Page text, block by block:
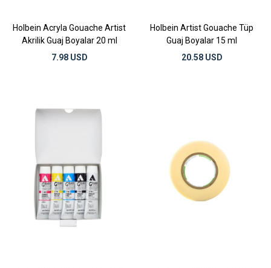
Holbein Acryla Gouache Artist
Akrilik Guaj Boyalar 20 ml
7.98 USD
Holbein Artist Gouache Tüp
Guaj Boyalar 15 ml
20.58 USD